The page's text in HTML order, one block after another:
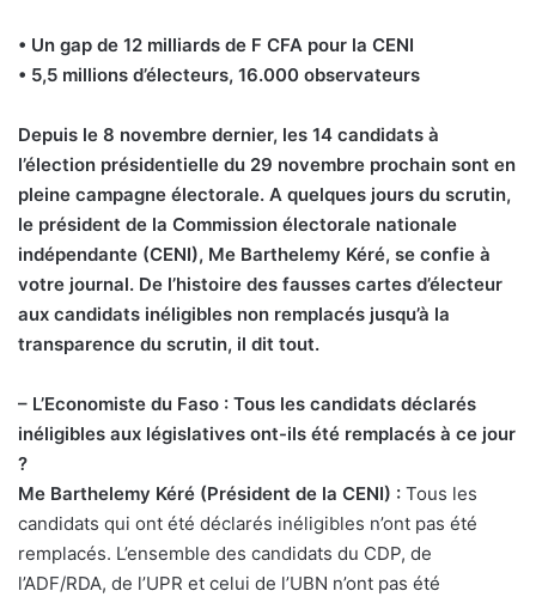
• Un gap de 12 milliards de F CFA pour la CENI
• 5,5 millions d’électeurs, 16.000 observateurs
Depuis le 8 novembre dernier, les 14 candidats à
l’élection présidentielle du 29 novembre prochain sont en
pleine campagne électorale. A quelques jours du scrutin,
le président de la Commission électorale nationale
indépendante (CENI), Me Barthelemy Kéré, se confie à
votre journal. De l’histoire des fausses cartes d’électeur
aux candidats inéligibles non remplacés jusqu’à la
transparence du scrutin, il dit tout.
– L’Economiste du Faso : Tous les candidats déclarés
inéligibles aux législatives ont-ils été remplacés à ce jour
?
Me Barthelemy Kéré (Président de la CENI) : Tous les
candidats qui ont été déclarés inéligibles n’ont pas été
remplacés. L’ensemble des candidats du CDP, de
l’ADF/RDA, de l’UPR et celui de l’UBN n’ont pas été